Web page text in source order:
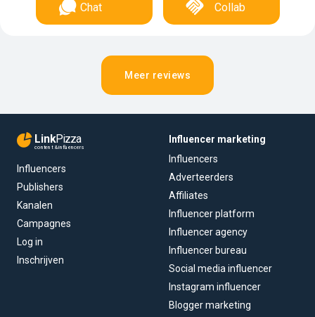
Chat Collab
Meer reviews
LinkPizza
content & influencers
Influencers
Publishers
Kanalen
Campagnes
Log in
Inschrijven
Influencer marketing
Influencers
Adverteerders
Affiliates
Influencer platform
Influencer agency
Influencer bureau
Social media influencer
Instagram influencer
Blogger marketing